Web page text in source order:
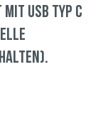
USB Typ C